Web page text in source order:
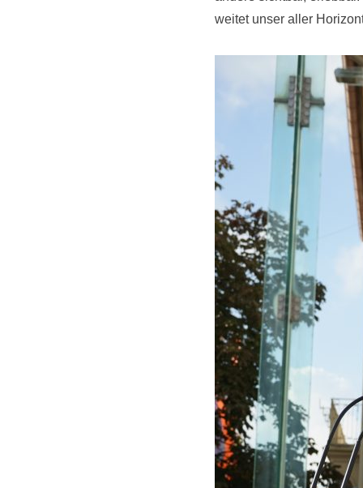
weitet unser aller